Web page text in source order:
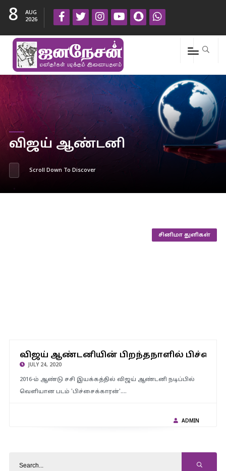
8
AUG
2026
விஜய் ஆண்டனி
Scroll Down To Discover
விஜய் ஆண்டனியின் பிறந்தநாளில் பிச்சைக்காரன் 2′ ஃபர்ஸ்ட் லுக்
வெளியீடு
சினிமா துளிகள்
விஜய் ஆண்டனியின் பிறந்தநாளில்
JULY 24, 2020
2016-ம் ஆண்டு சசி இயக்கத்தில் விஜய் ஆண்டனி நடிப்பில்
வெளியான படம் 'பிச்சைக்காரன்'.…
ADMIN